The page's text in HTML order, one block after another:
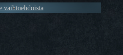
–
4790,90 €
vaihtoehdoista